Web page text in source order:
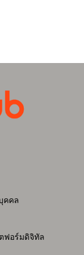
คคล
ฟอร์มดิจิทัล